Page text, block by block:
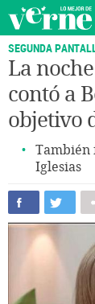
SEGUNDA
La
contó a
objetivo
También
Iglesias